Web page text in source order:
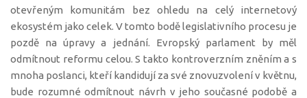
otevřeným komunitám bez ohledu na celý internetový
ekosystém jako celek. V tomto bodě legislativního procesu je
pozdě na úpravy a jednání. Evropský parlament by měl
odmítnout reformu celou. S takto kontroverzním zněním a s
mnoha poslanci, kteří kandidují za své znovuzvolení v květnu,
bude rozumné odmítnout návrh v jeho současné podobě a